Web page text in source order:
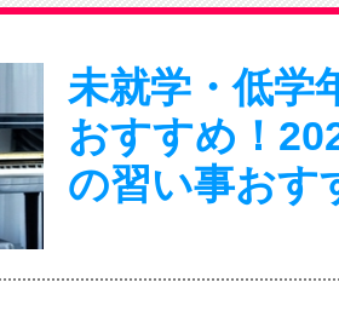
未就学・低学
おすすめ！
の習い事おす